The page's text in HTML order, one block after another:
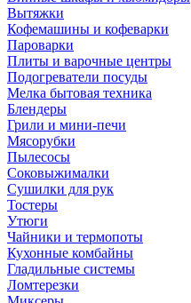
Вытяжки
Кофемашины и кофеварки
Пароварки
Плиты и варочные центры
Подогреватели посуды
Мелка бытовая техника
Блендеры
Грили и мини-печи
Мясорубки
Пылесосы
Соковыжималки
Сушилки для рук
Тостеры
Утюги
Чайники и термопоты
Кухонные комбайны
Гладильные системы
Ломтерезки